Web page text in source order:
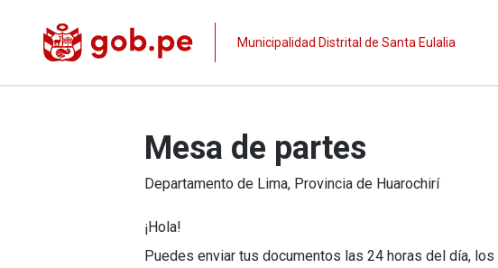
Municipalidad Distrital de Santa Eulalia
Mesa de partes
Departamento de Lima, Provincia de Huarochirí
¡Hola!
Puedes enviar tus documentos las 24 horas del día,